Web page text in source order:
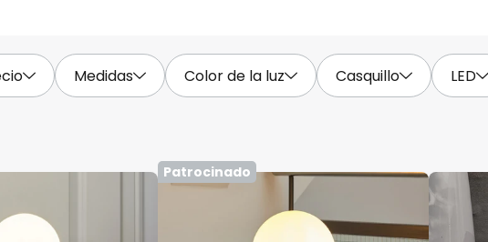
Medidas Color de la luz Casquillo LED
Patrocinado